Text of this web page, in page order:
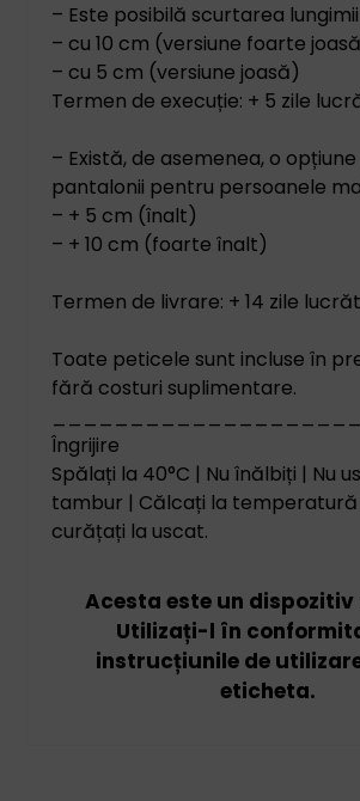
– Este posibilă scurtarea
– cu 10 cm (versiune foarte
– cu 5 cm (versiune joasă)
Termen de execuție: + 5 zile
– Există, de asemenea, o
pantalonii pentru persoanele
– + 5 cm (înalt)
– + 10 cm (foarte înalt)
Termen de livrare: + 14 zile
Toate peticele sunt incluse în
fără costuri suplimentare.
Îngrijire
Spălați la 40°C | Nu înălbiți | Nu
tambur | Călcați la temperatură
curățați la uscat.
Acesta este un dispozitiv
Utilizați-l în
instrucțiunile de
eticheta.